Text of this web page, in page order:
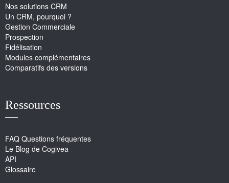
Nos solutions CRM
Un CRM, pourquoi ?
Gestion Commerciale
Prospection
Fidélisation
Modules complémentaires
Comparatifs des versions
Ressources
FAQ Questions fréquentes
Le Blog de Cogivea
API
Glossaire